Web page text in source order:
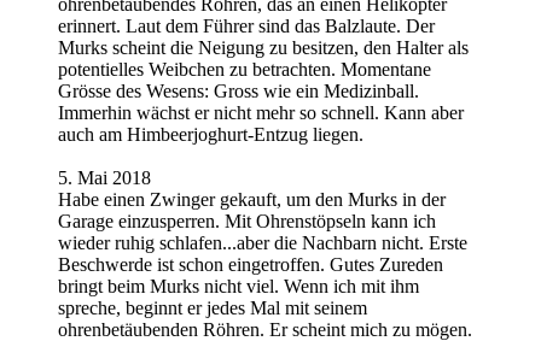
ohrenbetäubendes Röhren, das an einen Helikopter
erinnert. Laut dem Führer sind das Balzlaute. Der
Murks scheint die Neigung zu besitzen, den Halter als
potentielles Weibchen zu betrachten. Momentane
Grösse des Wesens: Gross wie ein Medizinball.
Immerhin wächst er nicht mehr so schnell. Kann aber
auch am Himbeerjoghurt-Entzug liegen.
5. Mai 2018
Habe einen Zwinger gekauft, um den Murks in der
Garage einzusperren. Mit Ohrenstöpseln kann ich
wieder ruhig schlafen...aber die Nachbarn nicht. Erste
Beschwerde ist schon eingetroffen. Gutes Zureden
bringt beim Murks nicht viel. Wenn ich mit ihm
spreche, beginnt er jedes Mal mit seinem
ohrenbetäubenden Röhren. Er scheint mich zu mögen.